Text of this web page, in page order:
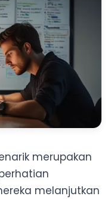
merupakan
melanjutkan